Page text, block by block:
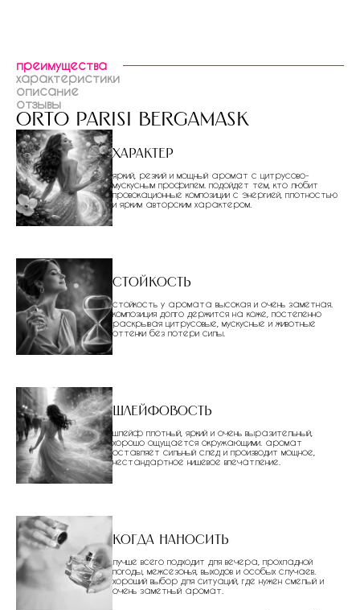
преимущества
характеристики
описание
отзывы
orto parisi bergamask
Характер
яркий, резкий и мощный аромат с цитрусово-
мускусным профилем. подойдет тем, кто любит
провокационные композиции с энергией, плотностью
и ярким авторским характером.
Стойкость
стойкость у аромата высокая и очень заметная.
композиция долго держится на коже, постепенно
раскрывая цитрусовые, мускусные и животные
оттенки без потери силы.
Шлейфовость
шлейф плотный, яркий и очень выразительный,
хорошо ощущается окружающими. аромат
оставляет сильный след и производит мощное,
нестандартное нишевое впечатление.
Когда наносить
лучше всего подходит для вечера, прохладной
погоды, межсезонья, выходов и особых случаев.
хороший выбор для ситуаций, где нужен смелый и
очень заметный аромат.